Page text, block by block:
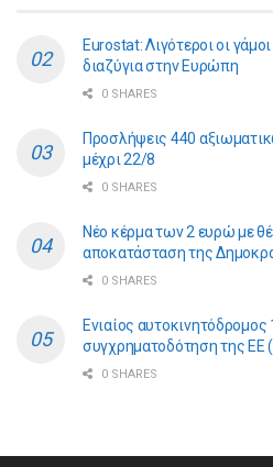
Eurostat: Λιγότεροι οι
διαζύγια στην Ευρώπη
0 SHARES
Προσλήψεις 440
μέχρι 22/8
0 SHARES
Νέο κέρμα των 2 ευρώ με
αποκατάσταση της
0 SHARES
Ενιαίος
συγχρηματοδότηση της ΕE
0 SHARES